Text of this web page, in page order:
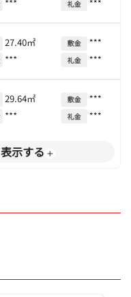
*** 礼金 ***
27.40㎡
***
敷金 ***
礼金 ***
29.64㎡
***
敷金 ***
礼金 ***
示する